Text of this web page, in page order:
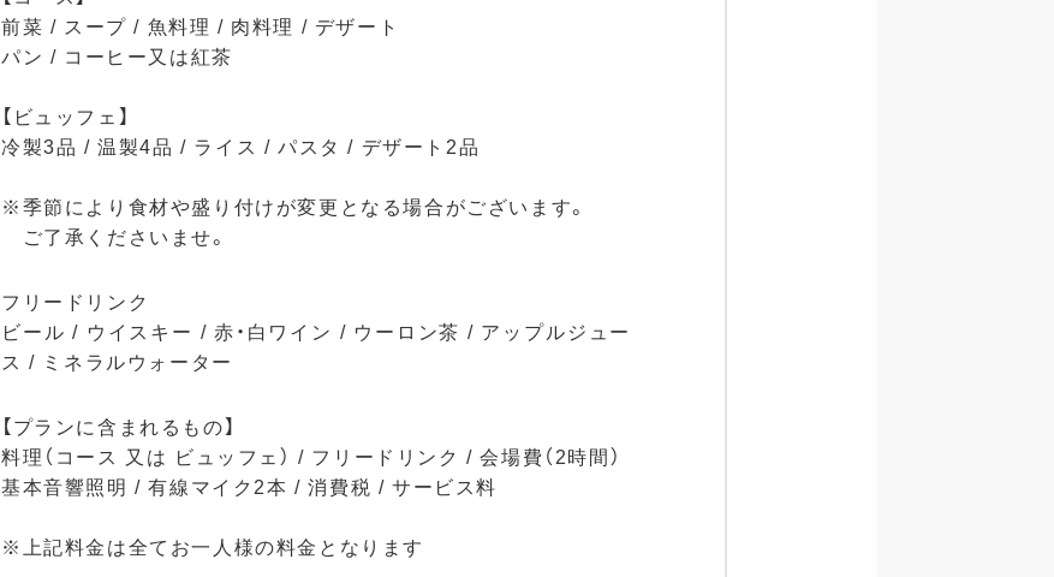
前菜 / スープ / 魚料理 / 肉料理 / デザート
パン / コーヒー又は紅茶
【ビュッフェ】
冷製3品 / 温製4品 / ライス / パスタ / デザート2品
※季節により食材や盛り付けが変更となる場合がございます。
ご了承くださいませ。
フリードリンク
ビール / ウイスキー / 赤・白ワイン / ウーロン茶 / アップルジュー
ス / ミネラルウォーター
【プランに含まれるもの】
料理（コース 又は ビュッフェ） / フリードリンク / 会場費（2時間）
基本音響照明 / 有線マイク2本 / 消費税 / サービス料
※上記料金は全てお一人様の料金となります